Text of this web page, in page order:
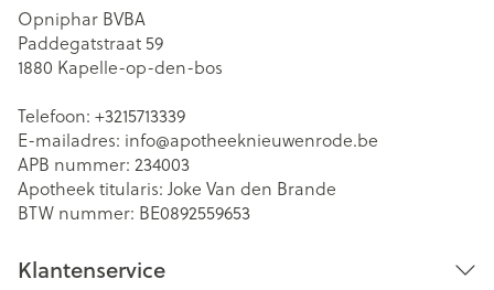
Opniphar BVBA
Paddegatstraat 59
1880 Kapelle-op-den-bos
Telefoon: +3215713339
E-mailadres: info@apotheeknieuwenrode.be
APB nummer: 234003
Apotheek titularis: Joke Van den Brande
BTW nummer: BE0892559653
Klantenservice